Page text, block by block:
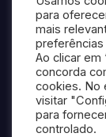
para
mais
Ao clicar em
concorda
cookies. No
visitar
para
controlado.